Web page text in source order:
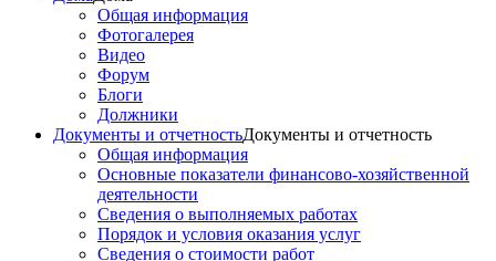
Общая информация
Фотогалерея
Видео
Форум
Блоги
Должники
Документы и отчетностьДокументы и отчетность
Общая информация
Основные показатели финансово-хозяйственной
деятельности
Сведения о выполняемых работах
Порядок и условия оказания услуг
Сведения о стоимости работ